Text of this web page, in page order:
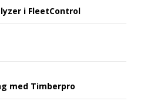
i FleetControl
med Timberpro